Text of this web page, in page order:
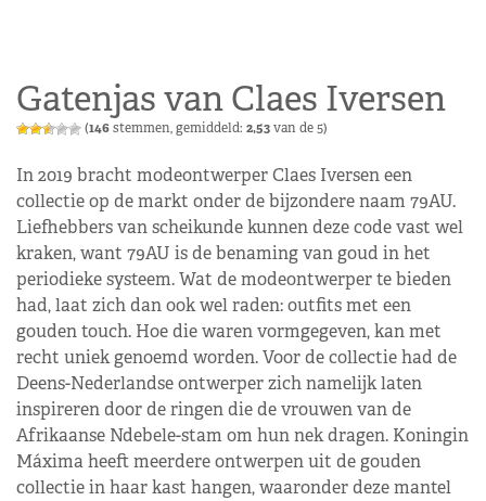
Gatenjas van Claes Iversen
(146stemmen, gemiddeld: 2,53van de 5)
In 2019 bracht modeontwerper Claes Iversen een
collectie op de markt onder de bijzondere naam 79AU.
Liefhebbers van scheikunde kunnen deze code vast wel
kraken, want 79AU is de benaming van goud in het
periodieke systeem. Wat de modeontwerper te bieden
had, laat zich dan ook wel raden: outfits met een
gouden touch. Hoe die waren vormgegeven, kan met
recht uniek genoemd worden. Voor de collectie had de
Deens-Nederlandse ontwerper zich namelijk laten
inspireren door de ringen die de vrouwen van de
Afrikaanse Ndebele-stam om hun nek dragen. Koningin
Máxima heeft meerdere ontwerpen uit de gouden
collectie in haar kast hangen, waaronder deze mantel